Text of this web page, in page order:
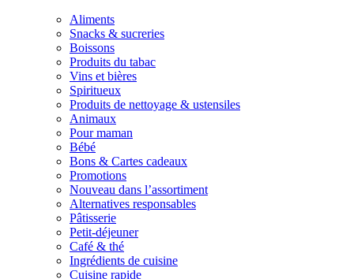
Aliments
Snacks & sucreries
Boissons
Produits du tabac
Vins et bières
Spiritueux
Produits de nettoyage & ustensiles
Animaux
Pour maman
Bébé
Bons & Cartes cadeaux
Promotions
Nouveau dans l’assortiment
Alternatives responsables
Pâtisserie
Petit-déjeuner
Café & thé
Ingrédients de cuisine
Cuisine rapide